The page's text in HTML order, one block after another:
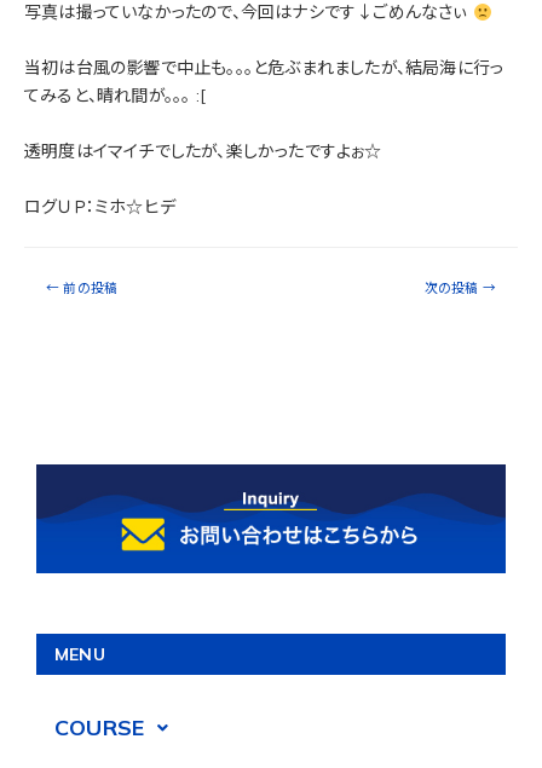
写真は撮っていなかったので、今回はナシです↓ごめんなさぃ
当初は台風の影響で中止も。。。と危ぶまれましたが、結局海に行っ
てみると、晴れ間が。。。 :[
透明度はイマイチでしたが、楽しかったですよぉ☆
ログＵＰ：ミホ☆ヒデ
← 前の投稿 次の投稿 →
MENU
COURSE